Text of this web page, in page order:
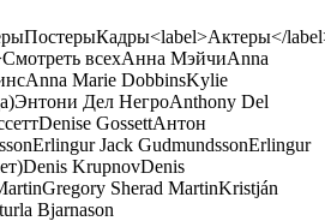
всехАнна МэйчиAnna
Anna Marie DobbinsKylie
Энтони Дел НегроAnthony Del
Denise GossettАнтон
Erlingur Jack GudmundssonErlingur
Denis KrupnovDenis
Gregory Sherad MartinKristján
Bjarnason